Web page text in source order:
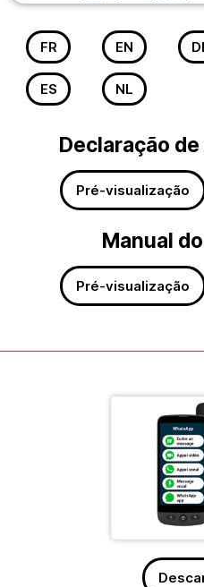
FR EN
ES NL
Declaração
Pré-visualização
Manual
Pré-visualização